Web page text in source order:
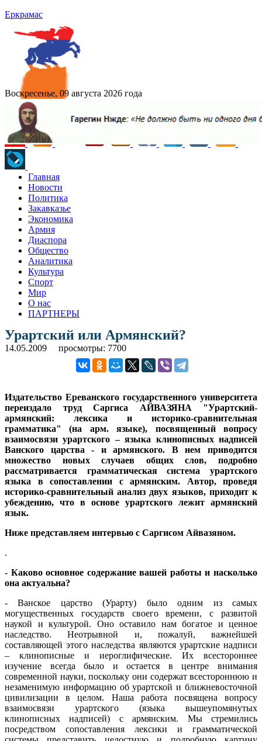
Еркрамас
Воскресенье, 09 августа 2026 года
Главная
Новости
Политика
Закавказье
Экономика
Армия
Диаспора
Общество
Аналитика
Культура
Спорт
Мир
О нас
ПАРТНЕРЫ
Урартский или Армянский?
14.05.2009 просмотры: 7700
Издательство Ереванского государственного университета
переиздало труд Саргиса АЙВАЗЯНА "Урартский-
армянский: лексика и историко-сравнительная
грамматика" (на арм. языке), посвященный вопросу
взаимосвязи урартского – языка клинописных надписей
Ванского царства - и армянского. В нем приводится
множество новых случаев общих слов, подробно
рассматривается грамматическая система урартского
языка в сопоставлении с армянским. Автор, проведя
историко-сравнительный анализ двух языков, приходит к
убеждению, что в основе урартского лежит армянский
язык.
Ниже представляем интервью с Саргисом Айвазяном.
.
- Каково основное содержание вашей работы и насколько
она актуальна?
- Ванское царство (Урарту) было одним из самых
могущественных государств своего времени, с развитой
наукой и культурой. Оно оставило нам богатое и ценное
наследство. Неотрывной и, пожалуй, важнейшей
составляющей этого наследства являются урартские надписи
– клинописные и иероглифические. Их всестороннее
изучение всегда было и остается в центре внимания
современной науки, поскольку они содержат всестороннюю и
незаменимую информацию об урартской и ближневосточной
цивилизации в целом. Наша работa посвященa вопросу
взаимосвязи урартского (языкa вышеупомянутых
клинописных надписей) c армянским. Мы стремились
посредством сопоставления лексики и грамматической